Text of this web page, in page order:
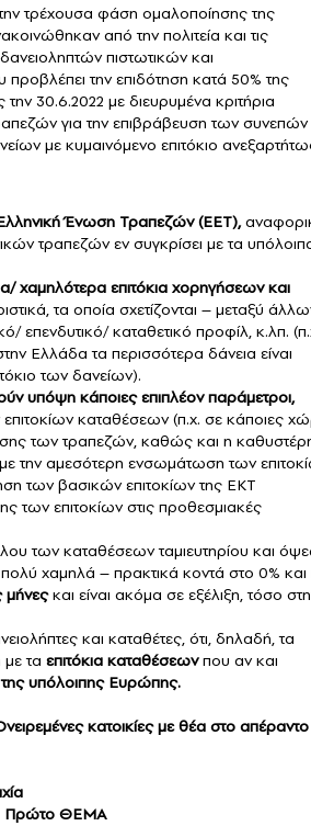
τρέχουσα φάση ομαλοποίησης της
από την πολιτεία και τις
πιστωτικών και
την επιδότηση κατά 50% της
30.6.2022 με διευρυμένα κριτήρια
για την επιβράβευση των συνεπών
με κυμαινόμενο επιτόκιο
Ένωση Τραπεζών (ΕΕΤ),
τραπεζών εν συγκρίσει με τα
επιτόκια χορηγήσεων και
τα οποία σχετίζονται – μεταξύ
επενδυτικό/ καταθετικό προφίλ, κ.λπ.
Ελλάδα τα περισσότερα δάνεια είναι
των δανείων).
υπόψη κάποιες επιπλέον παράμετροι,
καταθέσεων (π.χ. σε κάποιες
των τραπεζών, καθώς και η
την αμεσότερη ενσωμάτωση των
των βασικών επιτοκίων της ΕΚΤ
των επιτοκίων στις προθεσμιακές
των καταθέσεων ταμιευτηρίου και
χαμηλά – πρακτικά κοντά στο 0% και
μήνεςκαι είναι ακόμα σε εξέλιξη, τόσο
και καταθέτες, ότι, δηλαδή, τα
με τα επιτόκια καταθέσεωνπου αν και
της υπόλοιπης Ευρώπης.
κατοικίες με θέα στο απέραντο
Πρώτο ΘΕΜΑ